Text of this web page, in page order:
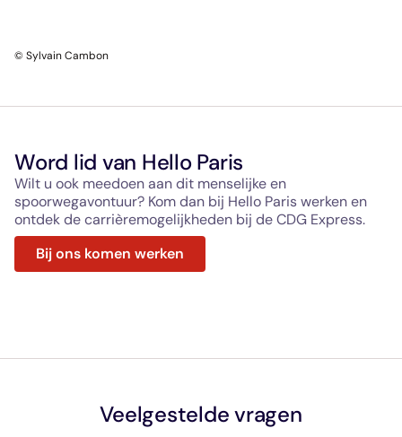
© Sylvain Cambon
Word lid van Hello Paris
Wilt u ook meedoen aan dit menselijke en
spoorwegavontuur? Kom dan bij Hello Paris werken en
ontdek de carrièremogelijkheden bij de CDG Express.
Bij ons komen werken
Veelgestelde vragen